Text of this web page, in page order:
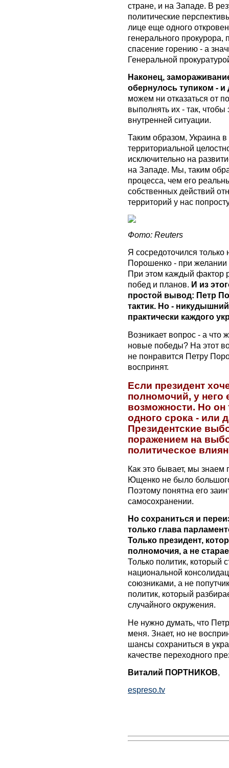
стране, и на Западе. В
политические
лице еще одного
генерального прокурора,
спасение горению - а
Генеральной
Наконец,
обернулось тупиком -
можем ни отказаться от
выполнять их - так, чтобы
внутренней ситуации.
Таким образом, Украина
территориальной
исключительно на
на Западе. Мы, таким
процесса, чем его
собственных действий
территорий у нас
Фото: Reuters
Я сосредоточился
Порошенко - при
При этом каждый фактор
побед и планов. И из
простой вывод: Петр
тактик. Но -
практически каждого
Возникает вопрос - а что
новые победы? На этот
не понравится Петру
воспринят.
Если президент
полномочий, у него
возможности. Но он
одного срока - или
Президентские
поражением на
политическое
Как это бывает, мы
Ющенко не было
Поэтому понятна его
самосохранении.
Но сохраниться и
только глава
Только президент,
полномочия, а не
Только политик, который
национальной
союзниками, а не
политик, который
случайного окружения.
Не нужно думать, что
меня. Знает, но не
шансы сохраниться в
качестве переходного
Виталий ПОРТНИКОВ,
espreso.tv